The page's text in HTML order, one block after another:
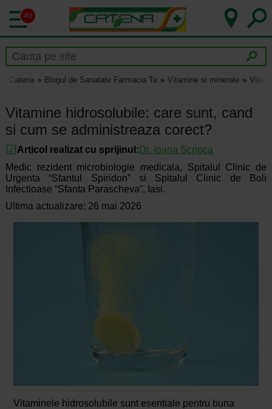
40
Catena Blogul de Sanatate Farmacia Ta Vitamine si minerale
Vitamine hidrosolubile: care sunt, cand
si cum se administreaza corect?
Articol realizat cu sprijinul: Dr. Ioana Scripca
Medic rezident microbiologie medicala, Spitalul Clinic de
Urgenta “Sfantul Spiridon” si Spitalul Clinic de Boli
Infectioase “Sfanta Parascheva”, Iasi.
Ultima actualizare: 26 mai 2026
Vitaminele hidrosolubile sunt esentiale pentru buna